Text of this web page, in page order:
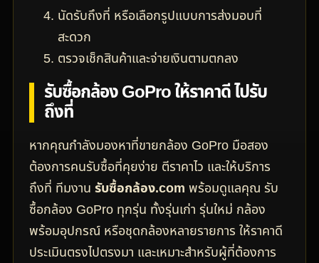
นัดรับถึงที่ หรือเลือกรูปแบบการส่งมอบที่
สะดวก
ตรวจเช็กสินค้าและจ่ายเงินตามตกลง
รับซื้อกล้อง GoPro ให้ราคาดี ไปรับ
ถึงที่
หากคุณกำลังมองหาที่ขายกล้อง GoPro มือสอง
ต้องการคนรับซื้อที่คุยง่าย ตีราคาไว และให้บริการ
ถึงที่ ทีมงาน รับซื้อกล้อง.com พร้อมดูแลคุณ รับ
ซื้อกล้อง GoPro ทุกรุ่น ทั้งรุ่นเก่า รุ่นใหม่ กล้อง
พร้อมอุปกรณ์ หรือชุดกล้องหลายรายการ ให้ราคาดี
ประเมินตรงไปตรงมา และเหมาะสำหรับผู้ที่ต้องการ